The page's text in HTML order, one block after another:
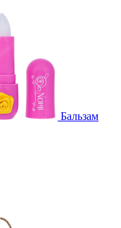
Бальзам